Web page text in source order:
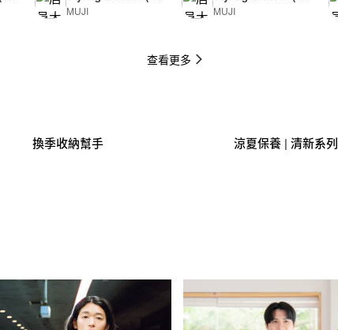
查看更多
or Man )
MUJI
or Man )
MUJI
換季收納幫手 涼夏保養 | 清新系列